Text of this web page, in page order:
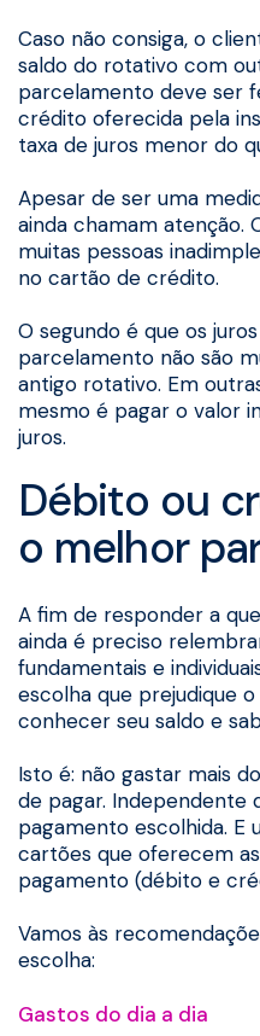
Caso não consiga, o
saldo do rotativo com
parcelamento deve ser
crédito oferecida pela
taxa de juros menor do
Apesar de ser uma
ainda chamam atenção.
muitas pessoas
no cartão de crédito.
O segundo é que os
parcelamento não são
antigo rotativo. Em
mesmo é pagar o valor
juros.
Débito ou
o melhor
A fim de responder a
ainda é preciso
fundamentais e
escolha que prejudique
conhecer seu saldo e
Isto é: não gastar mais
de pagar. Independente
pagamento escolhida. E
cartões que oferecem
pagamento (débito e
Vamos às
escolha:
Gastos do dia a dia